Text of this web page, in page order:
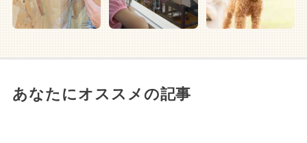
あなたにオススメの記事